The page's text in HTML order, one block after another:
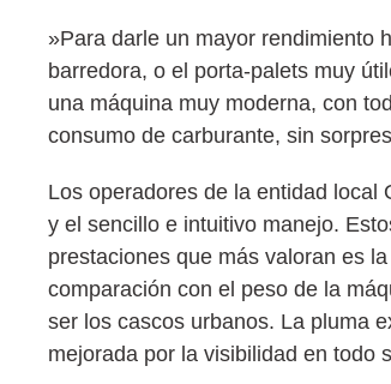
»Para darle un mayor rendimiento
barredora, o el porta-palets muy
una máquina muy moderna, con
consumo de carburante, sin
Los operadores de la entidad local
y el sencillo e intuitivo manejo.
prestaciones que más valoran es
comparación con el peso de la
ser los cascos urbanos. La pluma
mejorada por la visibilidad en todo